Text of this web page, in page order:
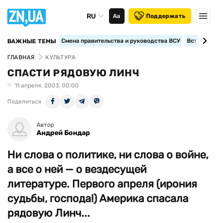
RU Аа Поддержать
ВАЖНЫЕ ТЕМЫ Смена правительства и руководства ВСУ
ГЛАВНАЯ КУЛЬТУРА
СПАСТИ РЯДОВУЮ ЛИНЧ
11 апреля, 2003, 00:00
Поделиться
Автор
Андрей Бондар
Ни слова о политике, ни слова о войне,
а все о ней — о вездесущей
литературе. Первого апреля (ирония
судьбы, господа!) Америка спасала
рядовую Линч...